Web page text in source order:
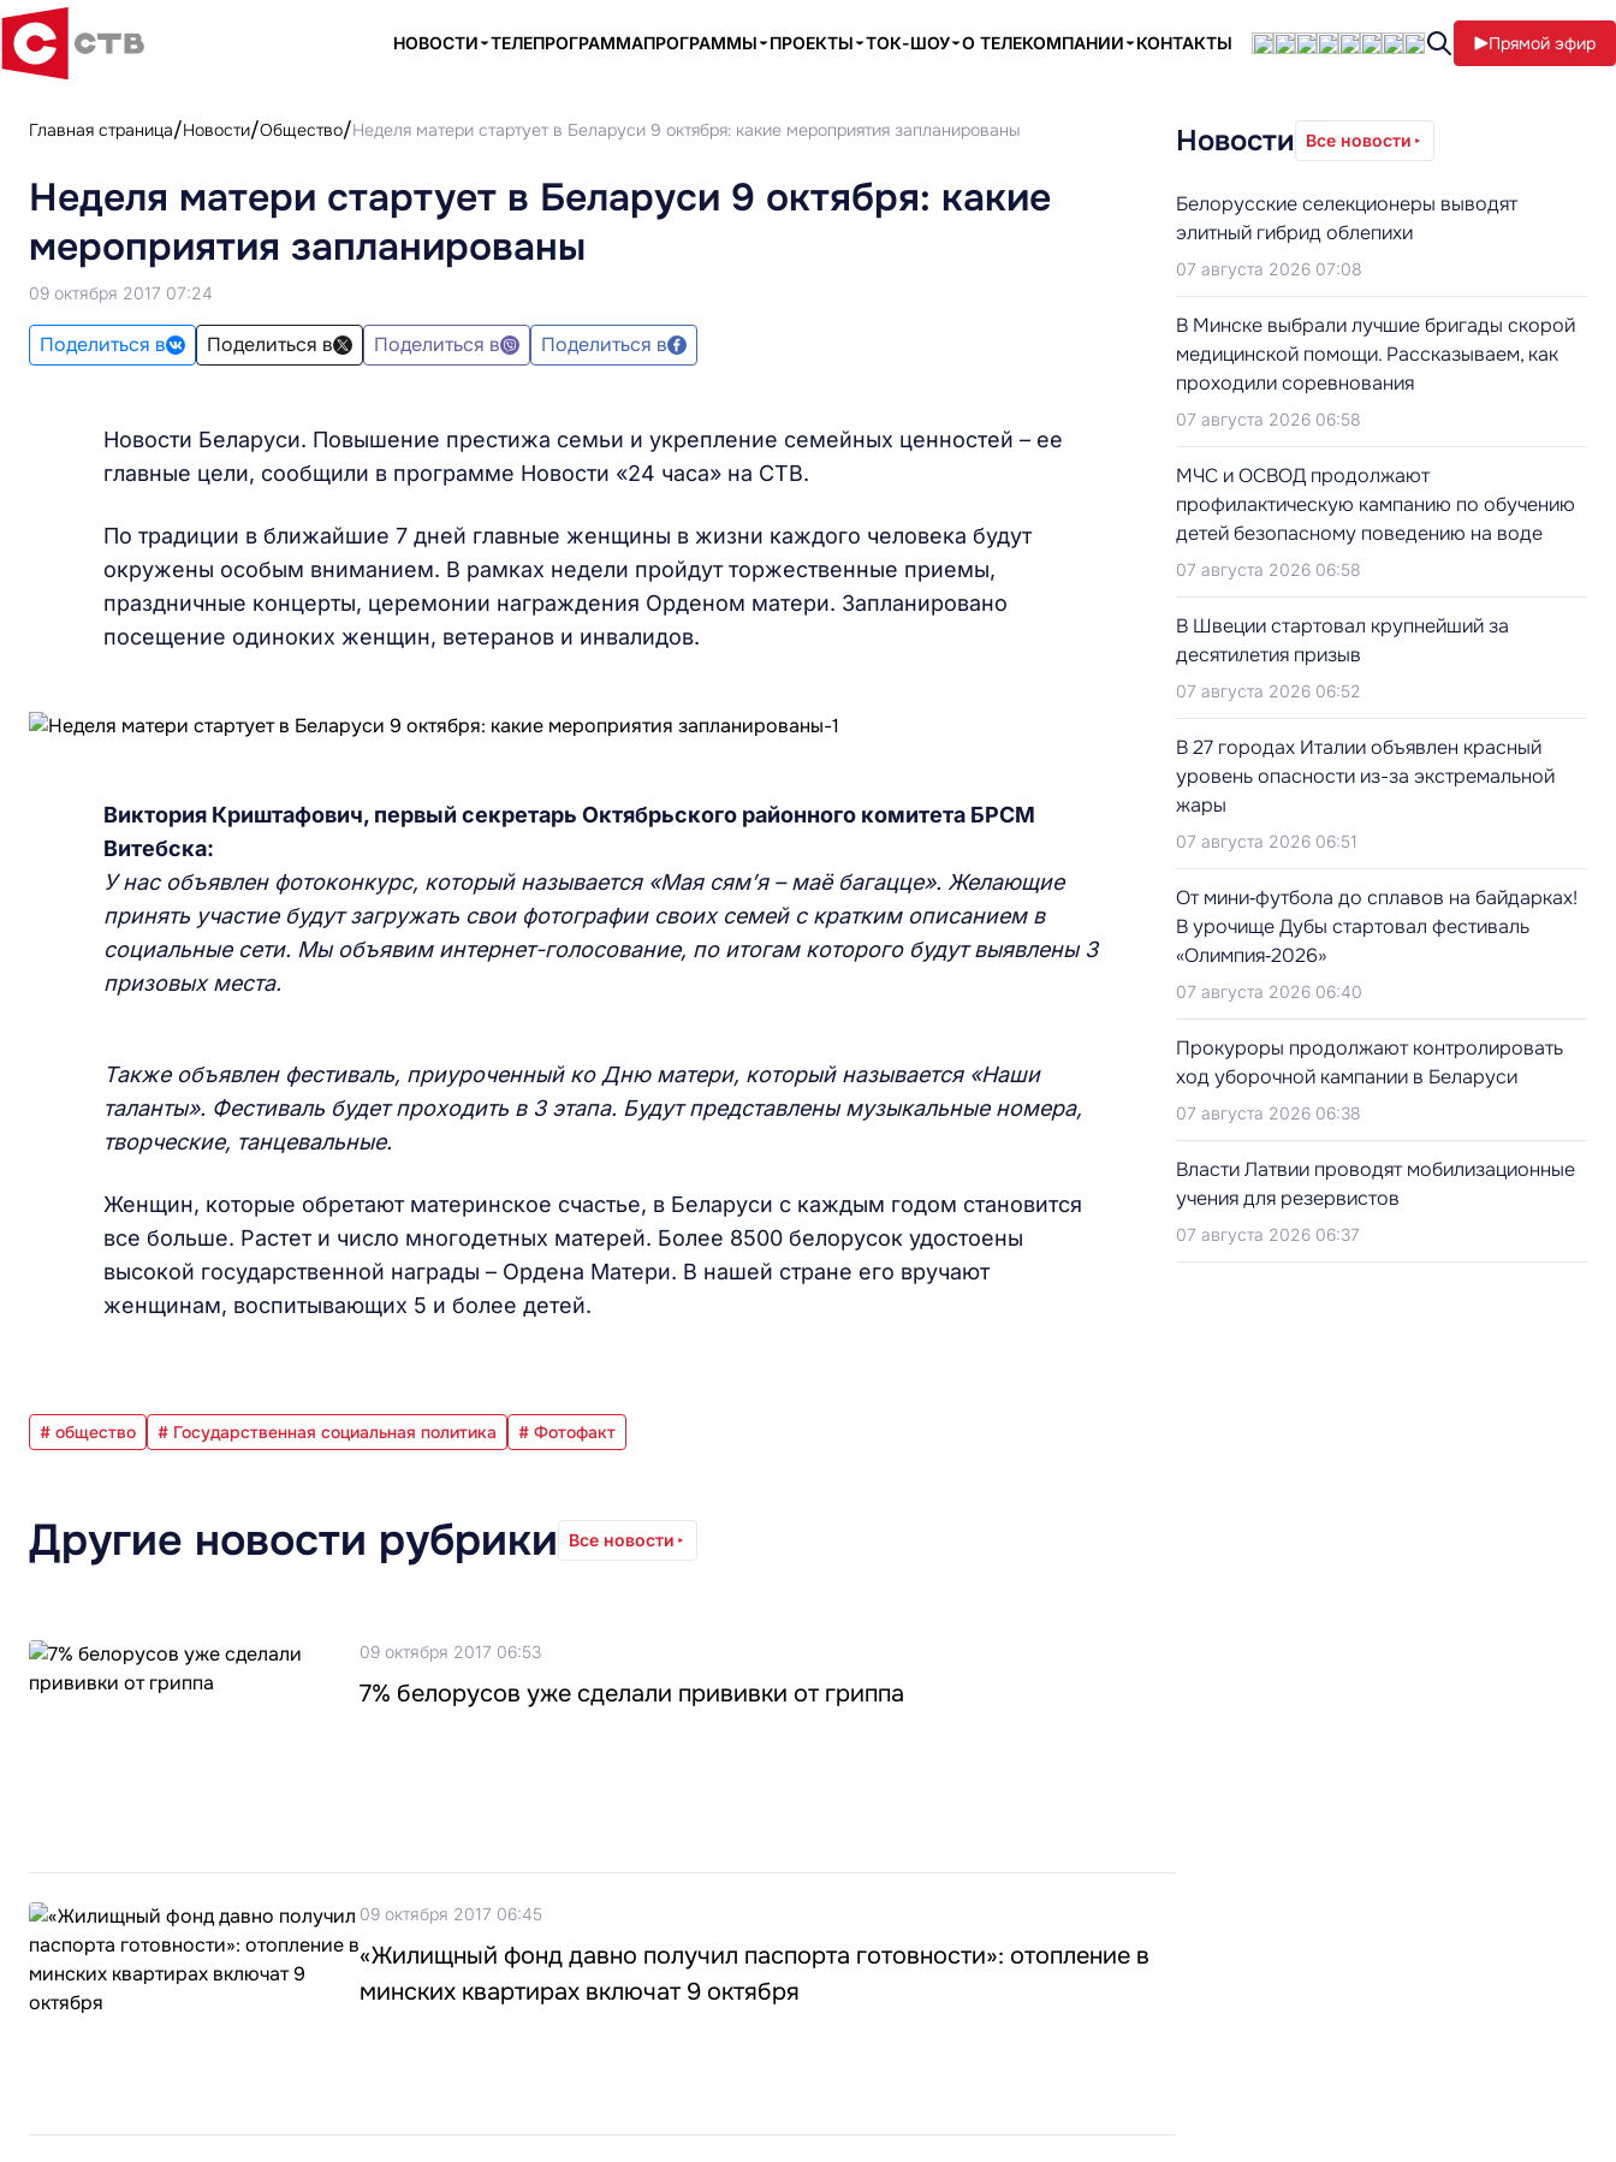
НОВОСТИ ТЕЛЕПРОГРАММАПРОГРАММЫ ПРОЕКТЫ ТОК-ШОУ О ТЕЛЕКОМПАНИИ КОНТАКТЫ Прямой эфир
Главная страница Новости Общество Неделя матери стартует в Беларуси 9 октября: какие мероприятия запланированы
Неделя матери стартует в Беларуси 9 октября: какие
мероприятия запланированы
09 октября 2017 07:24
Поделиться в Поделиться в Поделиться в Поделиться в
Новости Беларуси. Повышение престижа семьи и укрепление семейных ценностей – ее
главные цели, сообщили в программе Новости «24 часа» на СТВ.
По традиции в ближайшие 7 дней главные женщины в жизни каждого человека будут
окружены особым вниманием. В рамках недели пройдут торжественные приемы,
праздничные концерты, церемонии награждения Орденом матери. Запланировано
посещение одиноких женщин, ветеранов и инвалидов.
Виктория Криштафович, первый секретарь Октябрьского районного комитета БРСМ
Витебска:
У нас объявлен фотоконкурс, который называется «Мая сям’я – маё багацце». Желающие
принять участие будут загружать свои фотографии своих семей с кратким описанием в
социальные сети. Мы объявим интернет-голосование, по итогам которого будут выявлены 3
призовых места.
Также объявлен фестиваль, приуроченный ко Дню матери, который называется «Наши
таланты». Фестиваль будет проходить в 3 этапа. Будут представлены музыкальные номера,
творческие, танцевальные.
Женщин, которые обретают материнское счастье, в Беларуси с каждым годом становится
все больше. Растет и число многодетных матерей. Более 8500 белорусок удостоены
высокой государственной награды – Ордена Матери. В нашей стране его вручают
женщинам, воспитывающих 5 и более детей.
# общество # Государственная социальная политика # Фотофакт
Другие новости рубрики Все новости
09 октября 2017 06:53
7% белорусов уже сделали прививки от гриппа
09 октября 2017 06:45
«Жилищный фонд давно получил паспорта готовности»: отопление в
минских квартирах включат 9 октября
Новости Все новости
Белорусские селекционеры выводят
элитный гибрид облепихи
07 августа 2026 07:08
В Минске выбрали лучшие бригады скорой
медицинской помощи. Рассказываем, как
проходили соревнования
07 августа 2026 06:58
МЧС и ОСВОД продолжают
профилактическую кампанию по обучению
детей безопасному поведению на воде
07 августа 2026 06:58
В Швеции стартовал крупнейший за
десятилетия призыв
07 августа 2026 06:52
В 27 городах Италии объявлен красный
уровень опасности из-за экстремальной
жары
07 августа 2026 06:51
От мини‑футбола до сплавов на байдарках!
В урочище Дубы стартовал фестиваль
«Олимпия‑2026»
07 августа 2026 06:40
Прокуроры продолжают контролировать
ход уборочной кампании в Беларуси
07 августа 2026 06:38
Власти Латвии проводят мобилизационные
учения для резервистов
07 августа 2026 06:37